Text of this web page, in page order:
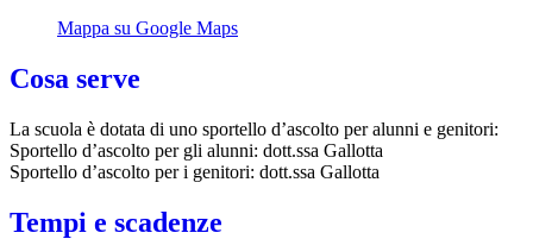
Mappa su Google Maps
Cosa serve
La scuola è dotata di uno sportello d’ascolto per alunni e genitori:
Sportello d’ascolto per gli alunni: dott.ssa Gallotta
Sportello d’ascolto per i genitori: dott.ssa Gallotta
Tempi e scadenze